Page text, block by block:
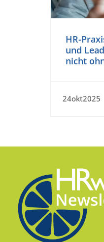
HR-
und
nicht
24okt2025